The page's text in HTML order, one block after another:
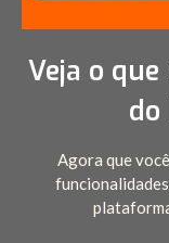
Veja o
do
Agora que